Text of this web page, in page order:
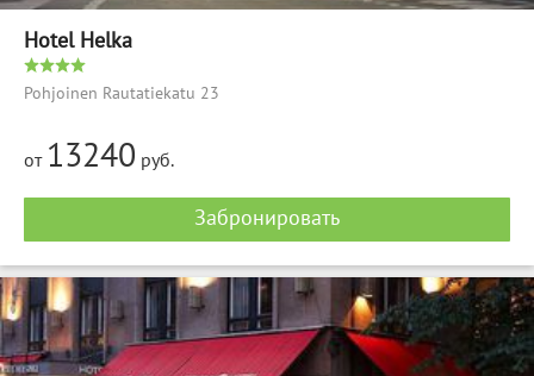
Hotel Helka
Pohjoinen Rautatiekatu 23
от 13240 руб.
Забронировать